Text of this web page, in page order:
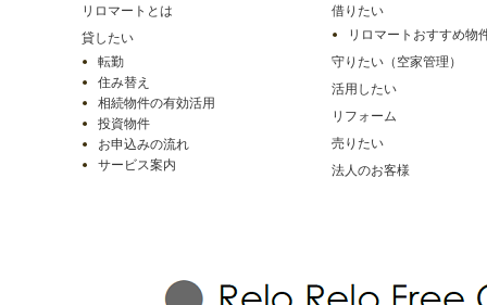
リロマートとは
貸したい
転勤
住み替え
相続物件の有効活用
投資物件
お申込みの流れ
サービス案内
借りたい
リロマートおすすめ物
守りたい（空家管理）
活用したい
リフォーム
売りたい
法人のお客様